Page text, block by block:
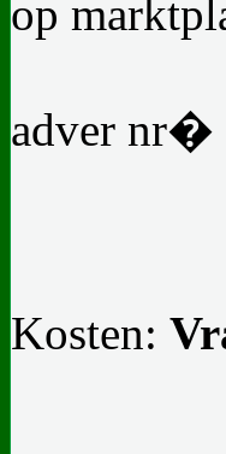
op
adver nr�
Kosten: